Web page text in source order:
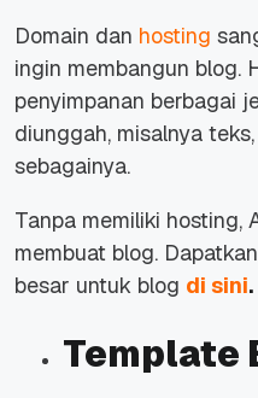
Domain dan hosting
ingin membangun blog.
penyimpanan berbagai
diunggah, misalnya
sebagainya.
Tanpa memiliki hosting,
membuat blog.
besar untuk blog di sini.
Template